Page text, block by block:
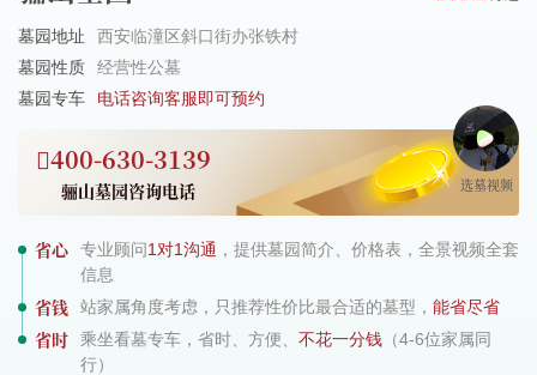
墓园地址
西安临潼区斜口街办张铁村
墓园性质
经营性公墓
墓园专车
电话咨询客服即可预约
400-630-3139
骊山墓园咨询电话 选墓视频
省心 专业顾问1对1沟通 ，提供墓园简介、价格表，全景视频全套
信息
省钱 站家属角度考虑，只推荐性价比最合适的墓型， 能省尽省
省时 乘坐看墓专车，省时、方便、 不花一分钱 （4-6位家属同
行）